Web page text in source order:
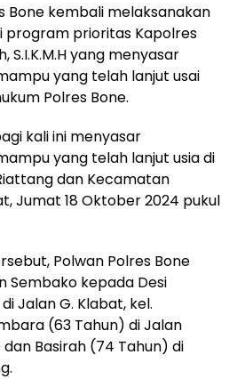
Bone kembali melaksanakan
program prioritas Kapolres
S.I.K.M.H yang menyasar
yang telah lanjut usai
Polres Bone.
kali ini menyasar
yang telah lanjut usia di
dan Kecamatan
Jumat 18 Oktober 2024 pukul
Polwan Polres Bone
Sembako kepada Desi
Jalan G. Klabat, kel.
(63 Tahun) di Jalan
Basirah (74 Tahun) di